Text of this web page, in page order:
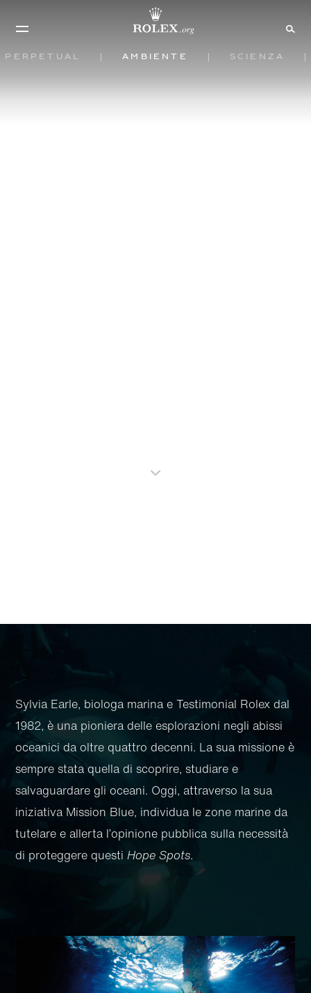
Perpetual Ambiente Scienza
Sylvia Earle, biologa marina e Testimonial Rolex dal
1982, è una pioniera delle esplorazioni negli abissi
oceanici da oltre quattro decenni. La sua missione è
sempre stata quella di scoprire, studiare e
salvaguardare gli oceani. Oggi, attraverso la sua
iniziativa Mission Blue, individua le zone marine da
tutelare e allerta l’opinione pubblica sulla necessità
di proteggere questiHope Spots.